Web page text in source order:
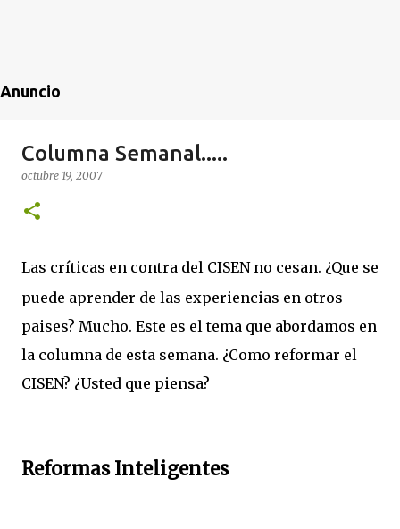
Anuncio
Columna Semanal.....
octubre 19, 2007
Las críticas en contra del CISEN no cesan. ¿Que se
puede aprender de las experiencias en otros
paises? Mucho. Este es el tema que abordamos en
la columna de esta semana. ¿Como reformar el
CISEN? ¿Usted que piensa?
Reformas Inteligentes